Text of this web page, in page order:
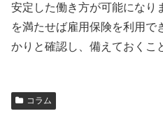
安定した働き方が可能になり
を満たせば雇用保険を利用で
かりと確認し、備えておくこ
コラム